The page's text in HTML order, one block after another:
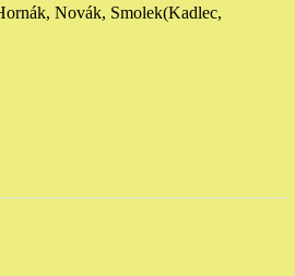
Novák, Smolek(Kadlec,